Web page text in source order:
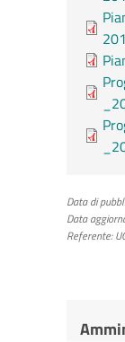
Data di
Data
Referente: